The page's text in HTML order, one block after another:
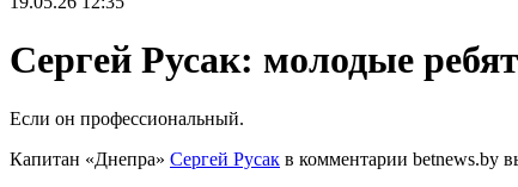
Сергей Русак: молодые
Если он профессиональный.
Капитан «Днепра» Сергей Русак в комментарии betnews.by